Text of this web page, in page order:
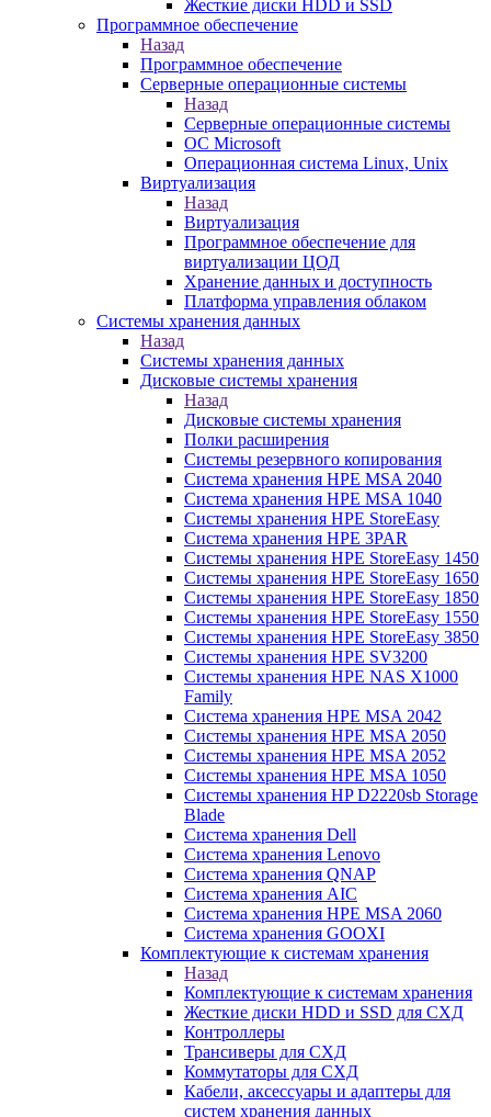
Жесткие диски HDD и SSD
Программное обеспечение
Назад
Программное обеспечение
Серверные операционные системы
Назад
Серверные операционные системы
ОС Microsoft
Операционная система Linux, Unix
Виртуализация
Назад
Виртуализация
Программное обеспечение для
виртуализации ЦОД
Хранение данных и доступность
Платформа управления облаком
Системы хранения данных
Назад
Системы хранения данных
Дисковые системы хранения
Назад
Дисковые системы хранения
Полки расширения
Системы резервного копирования
Система хранения HPE MSA 2040
Система хранения HPE MSA 1040
Системы хранения HPE StoreEasy
Система хранения HPE 3PAR
Системы хранения HPE StoreEasy 1450
Системы хранения HPE StoreEasy 1650
Системы хранения HPE StoreEasy 1850
Системы хранения HPE StoreEasy 1550
Системы хранения HPE StoreEasy 3850
Системы хранения HPE SV3200
Системы хранения HPE NAS X1000
Family
Система хранения HPE MSA 2042
Системы хранения HPE MSA 2050
Системы хранения HPE MSA 2052
Системы хранения HPE MSA 1050
Системы хранения HP D2220sb Storage
Blade
Система хранения Dell
Система хранения Lenovo
Система хранения QNAP
Система хранения AIC
Система хранения HPE MSA 2060
Система хранения GOOXI
Комплектующие к системам хранения
Назад
Комплектующие к системам хранения
Жесткие диски HDD и SSD для СХД
Контроллеры
Трансиверы для СХД
Коммутаторы для СХД
Кабели, аксессуары и адаптеры для
систем хранения данных